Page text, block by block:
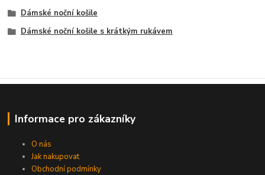
Dámské noční košile
Dámské noční košile s krátkým rukávem
Informace pro zákazníky
O nás
Jak nakupovat
Obchodní podmínky